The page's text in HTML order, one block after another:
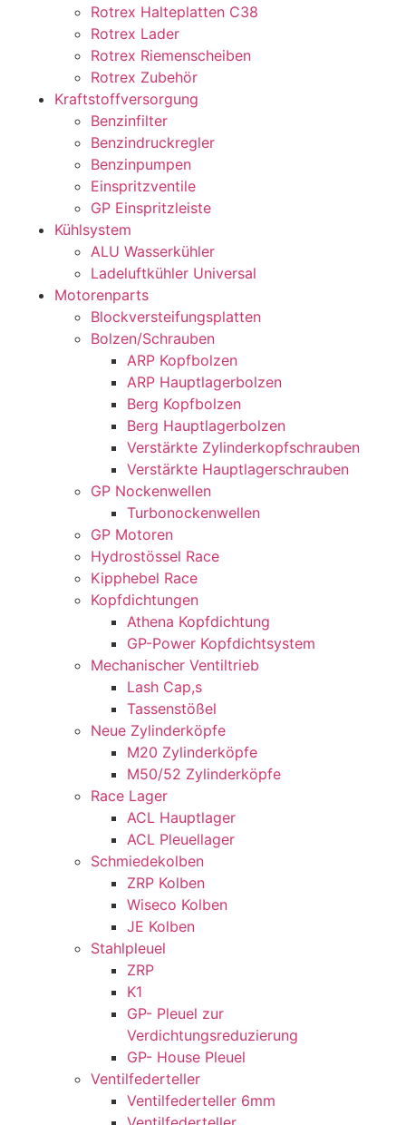
Rotrex Halteplatten C38
Rotrex Lader
Rotrex Riemenscheiben
Rotrex Zubehör
Kraftstoffversorgung
Benzinfilter
Benzindruckregler
Benzinpumpen
Einspritzventile
GP Einspritzleiste
Kühlsystem
ALU Wasserkühler
Ladeluftkühler Universal
Motorenparts
Blockversteifungsplatten
Bolzen/Schrauben
ARP Kopfbolzen
ARP Hauptlagerbolzen
Berg Kopfbolzen
Berg Hauptlagerbolzen
Verstärkte Zylinderkopfschrauben
Verstärkte Hauptlagerschrauben
GP Nockenwellen
Turbonockenwellen
GP Motoren
Hydrostössel Race
Kipphebel Race
Kopfdichtungen
Athena Kopfdichtung
GP-Power Kopfdichtsystem
Mechanischer Ventiltrieb
Lash Cap,s
Tassenstößel
Neue Zylinderköpfe
M20 Zylinderköpfe
M50/52 Zylinderköpfe
Race Lager
ACL Hauptlager
ACL Pleuellager
Schmiedekolben
ZRP Kolben
Wiseco Kolben
JE Kolben
Stahlpleuel
ZRP
K1
GP- Pleuel zur
Verdichtungsreduzierung
GP- House Pleuel
Ventilfederteller
Ventilfederteller 6mm